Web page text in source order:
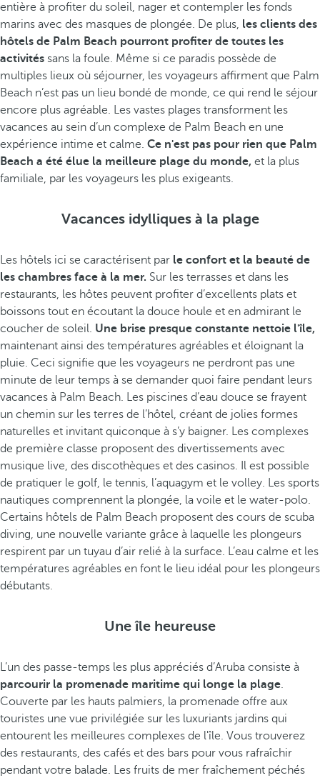
entière à profiter du soleil, nager et contempler les fonds
marins avec des masques de plongée. De plus, les clients des
hôtels de Palm Beach pourront profiter de toutes les
activités sans la foule. Même si ce paradis possède de
multiples lieux où séjourner, les voyageurs affirment que Palm
Beach n’est pas un lieu bondé de monde, ce qui rend le séjour
encore plus agréable. Les vastes plages transforment les
vacances au sein d’un complexe de Palm Beach en une
expérience intime et calme. Ce n'est pas pour rien que Palm
Beach a été élue la meilleure plage du monde, et la plus
familiale, par les voyageurs les plus exigeants.
Vacances idylliques à la plage
Les hôtels ici se caractérisent par le confort et la beauté de
les chambres face à la mer. Sur les terrasses et dans les
restaurants, les hôtes peuvent profiter d’excellents plats et
boissons tout en écoutant la douce houle et en admirant le
coucher de soleil. Une brise presque constante nettoie l'île,
maintenant ainsi des températures agréables et éloignant la
pluie. Ceci signifie que les voyageurs ne perdront pas une
minute de leur temps à se demander quoi faire pendant leurs
vacances à Palm Beach. Les piscines d’eau douce se frayent
un chemin sur les terres de l’hôtel, créant de jolies formes
naturelles et invitant quiconque à s’y baigner. Les complexes
de première classe proposent des divertissements avec
musique live, des discothèques et des casinos. Il est possible
de pratiquer le golf, le tennis, l’aquagym et le volley. Les sports
nautiques comprennent la plongée, la voile et le water-polo.
Certains hôtels de Palm Beach proposent des cours de scuba
diving, une nouvelle variante grâce à laquelle les plongeurs
respirent par un tuyau d’air relié à la surface. L’eau calme et les
températures agréables en font le lieu idéal pour les plongeurs
débutants.
Une île heureuse
L’un des passe-temps les plus appréciés d’Aruba consiste à
parcourir la promenade maritime qui longe la plage.
Couverte par les hauts palmiers, la promenade offre aux
touristes une vue privilégiée sur les luxuriants jardins qui
entourent les meilleures complexes de l'île. Vous trouverez
des restaurants, des cafés et des bars pour vous rafraîchir
pendant votre balade. Les fruits de mer fraîchement péchés